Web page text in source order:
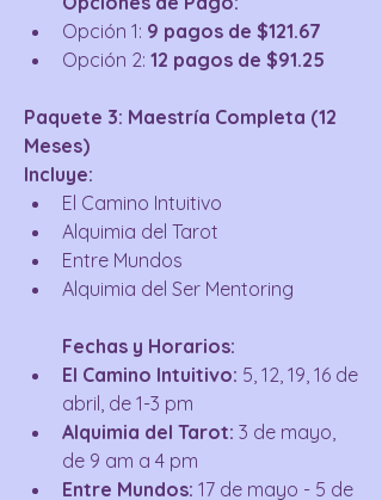
Opción 1: 9 pagos de $121.67
Opción 2: 12 pagos de $91.25
Paquete 3: Maestría Completa (12
Meses)
Incluye:
El Camino Intuitivo
Alquimia del Tarot
Entre Mundos
Alquimia del Ser Mentoring
Fechas y Horarios:
El Camino Intuitivo: 5, 12, 19, 16 de
abril, de 1-3 pm
Alquimia del Tarot: 3 de mayo,
de 9 am a 4 pm
Entre Mundos: 17 de mayo - 5 de